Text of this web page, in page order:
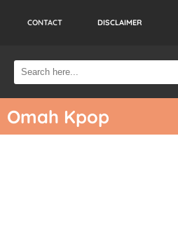
CONTACT DISCLAIMER
Omah Kpop